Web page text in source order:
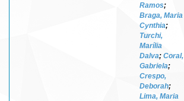
Ramos;
Braga, Maria
Cynthia;
Turchi,
Marília
Dalva; Coral,
Gabriela;
Crespo,
Deborah;
Lima, Maria